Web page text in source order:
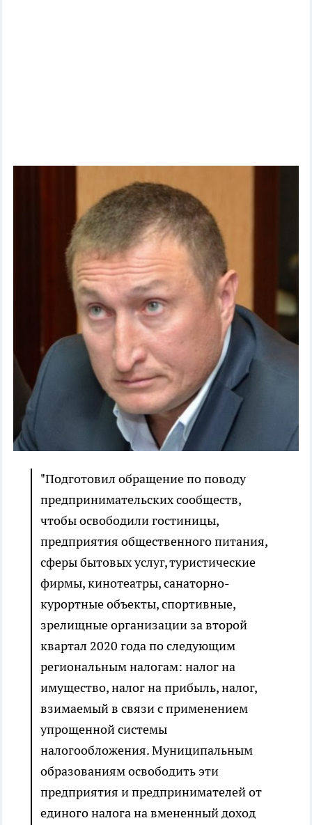
"Подготовил обращение по поводу
предпринимательских сообществ,
чтобы освободили гостиницы,
предприятия общественного питания,
сферы бытовых услуг, туристические
фирмы, кинотеатры, санаторно-
курортные объекты, спортивные,
зрелищные организации за второй
квартал 2020 года по следующим
региональным налогам: налог на
имущество, налог на прибыль, налог,
взимаемый в связи с применением
упрощенной системы
налогообложения. Муниципальным
образованиям освободить эти
предприятия и предпринимателей от
единого налога на вмененный доход